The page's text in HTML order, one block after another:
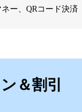
ー、QRコード決済
＆割引